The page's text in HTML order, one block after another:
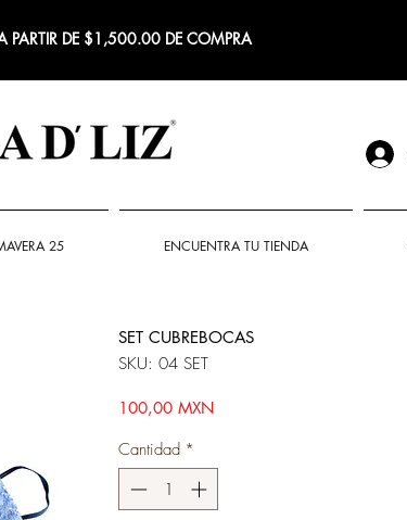
PARTIR DE $1,500.00 DE COMPRA
25 ENCUENTRA TU TIENDA
SET CUBREBOCAS
SKU: 04 SET
100,00 MXN
Cantidad *